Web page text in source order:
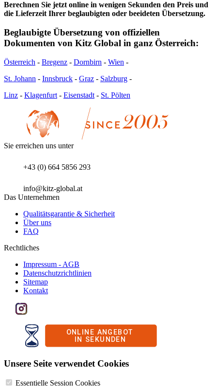
Berechnen Sie jetzt online in wenigen Sekunden den Preis und
die Lieferzeit Ihrer beglaubigten oder beeideten Übersetzung.
Beglaubigte Übersetzung von offiziellen
Dokumenten von Kitz Global in ganz Österreich:
Österreich - Bregenz - Dornbirn - Wien -
St. Johann - Innsbruck - Graz - Salzburg -
Linz - Klagenfurt - Eisenstadt - St. Pölten
Sie erreichen uns unter
+43 (0) 664 5856 293
info@kitz-global.at
Das Unternehmen
Qualitätsgarantie & Sicherheit
Über uns
FAQ
Rechtliches
Impressum - AGB
Datenschutzrichtlinien
Sitemap
Kontakt
Unsere Seite verwendet Cookies
Essentielle Session Cookies